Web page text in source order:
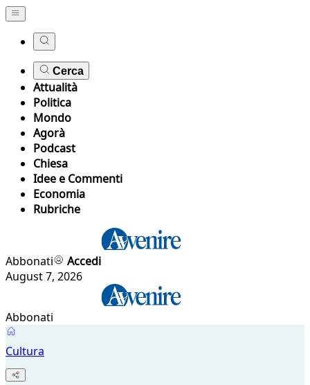
Cerca
Attualità
Politica
Mondo
Agorà
Podcast
Chiesa
Idee e Commenti
Economia
Rubriche
Abbonati
Accedi
August 7, 2026
Abbonati
Cultura